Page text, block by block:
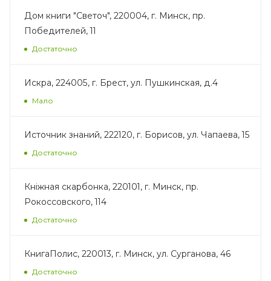
Дом книги "Светоч", 220004, г. Минск, пр.
Победителей, 11
Достаточно
Искра, 224005, г. Брест, ул. Пушкинская, д.4
Мало
Источник знаний, 222120, г. Борисов, ул. Чапаева, 15
Достаточно
Кнiжная скарбонка, 220101, г. Минск, пр.
Рокоссовского, 114
Достаточно
КнигаПолис, 220013, г. Минск, ул. Сурганова, 46
Достаточно